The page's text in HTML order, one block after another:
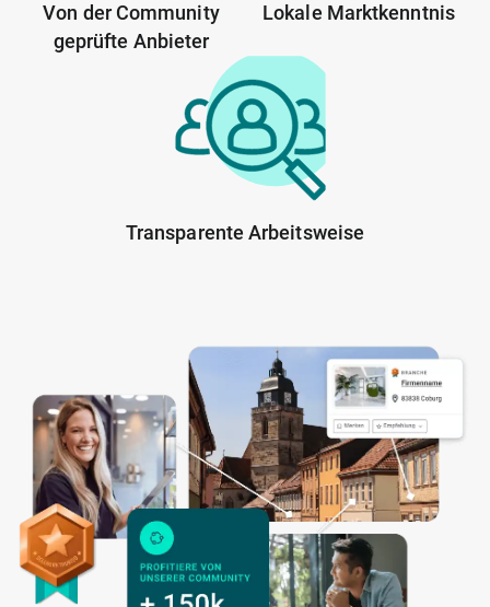
Von der Community
geprüfte Anbieter
Lokale Marktkenntnis
Transparente Arbeitsweise